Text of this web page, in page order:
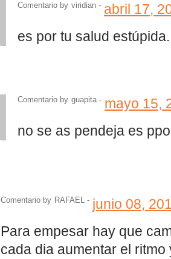
Comentario by viridian - abril 17,
es por tu salud estúpida.
Comentario by guapita- mayo 15,
no se as pendeja es
Comentario by RAFAEL - junio 08,
Para empesar hay que
cada dia aumentar el